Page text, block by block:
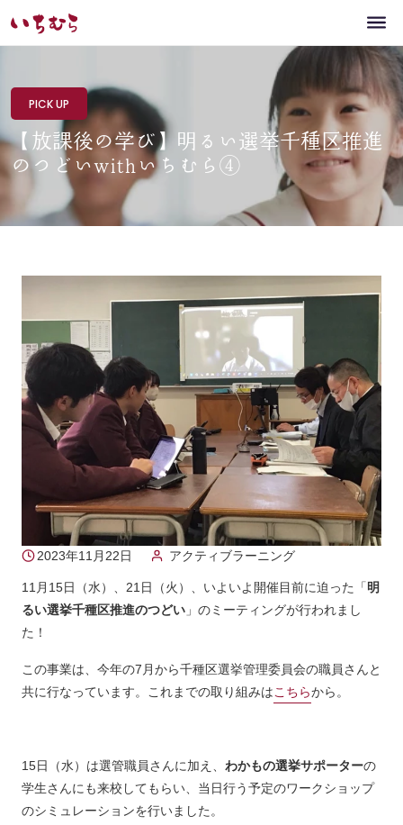
PICK UP
【放課後の学び】明るい選挙千種区推進
のつどいwithいちむら④
2023年11月22日 アクティブラーニング
11月15日（水）、21日（火）、いよいよ開催目前に迫った「明
るい選挙千種区推進のつどい 」のミーティングが行われまし
た！
この事業は、今年の7月から千種区選挙管理委員会の職員さんと
共に行なっています。これまでの取り組みはこちらから。
15日（水）は選管職員さんに加え、 わかもの選挙サポーターの
学生さんにも来校してもらい、当日行う予定のワークショップ
のシミュレーションを行いました。